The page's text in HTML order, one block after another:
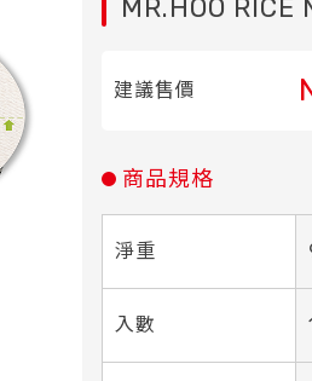
MR.HOO RICE
建議售價
商品規格
淨重
入數